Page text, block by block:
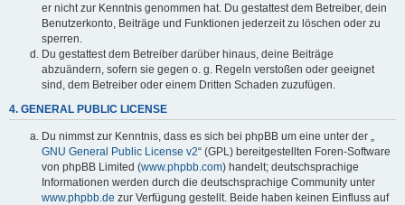
er nicht zur Kenntnis genommen hat. Du gestattest dem Betreiber, dein
Benutzerkonto, Beiträge und Funktionen jederzeit zu löschen oder zu
sperren.
Du gestattest dem Betreiber darüber hinaus, deine Beiträge
abzuändern, sofern sie gegen o. g. Regeln verstoßen oder geeignet
sind, dem Betreiber oder einem Dritten Schaden zuzufügen.
4. GENERAL PUBLIC LICENSE
Du nimmst zur Kenntnis, dass es sich bei phpBB um eine unter der „
GNU General Public License v2“ (GPL) bereitgestellten Foren-Software
von phpBB Limited (www.phpbb.com) handelt; deutschsprachige
Informationen werden durch die deutschsprachige Community unter
www.phpbb.de zur Verfügung gestellt. Beide haben keinen Einfluss auf